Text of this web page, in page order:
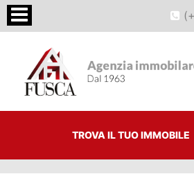
TROVA IL TUO IMMOBILE